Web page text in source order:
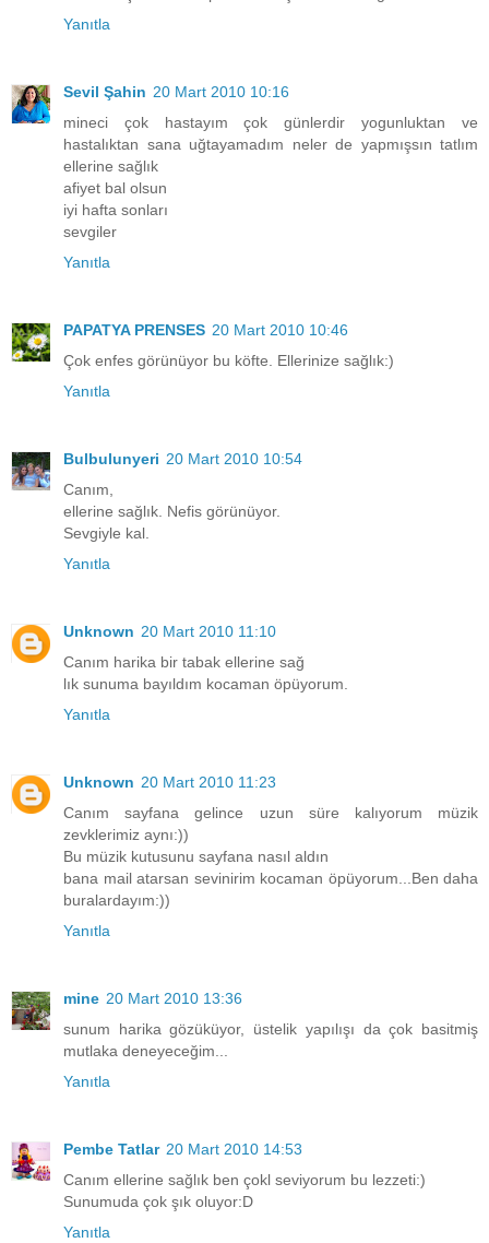
Yanıtla
Sevil Şahin 20 Mart 2010 10:16
mineci çok hastayım çok günlerdir yogunluktan ve
hastalıktan sana uğtayamadım neler de yapmışsın tatlım
ellerine sağlık
afiyet bal olsun
iyi hafta sonları
sevgiler
Yanıtla
PAPATYA PRENSES 20 Mart 2010 10:46
Çok enfes görünüyor bu köfte. Ellerinize sağlık:)
Yanıtla
Bulbulunyeri 20 Mart 2010 10:54
Canım,
ellerine sağlık. Nefis görünüyor.
Sevgiyle kal.
Yanıtla
Unknown 20 Mart 2010 11:10
Canım harika bir tabak ellerine sağ
lık sunuma bayıldım kocaman öpüyorum.
Yanıtla
Unknown 20 Mart 2010 11:23
Canım sayfana gelince uzun süre kalıyorum müzik
zevklerimiz aynı:))
Bu müzik kutusunu sayfana nasıl aldın
bana mail atarsan sevinirim kocaman öpüyorum...Ben daha
buralardayım:))
Yanıtla
mine 20 Mart 2010 13:36
sunum harika gözüküyor, üstelik yapılışı da çok basitmiş
mutlaka deneyeceğim...
Yanıtla
Pembe Tatlar 20 Mart 2010 14:53
Canım ellerine sağlık ben çokl seviyorum bu lezzeti:)
Sunumuda çok şık oluyor:D
Yanıtla